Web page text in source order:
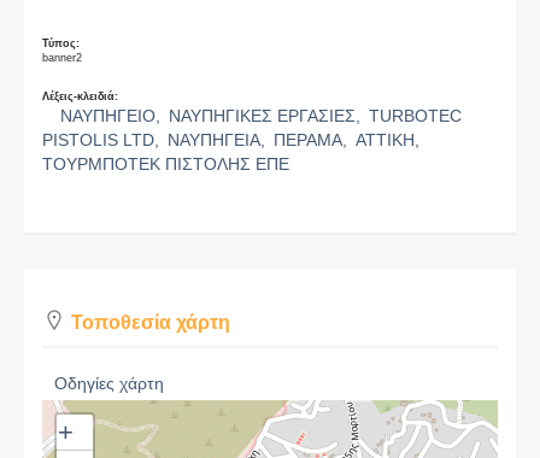
Τύπος:
banner2
Λέξεις-κλειδιά:
ΝΑΥΠΗΓΕΙΟ, ΝΑΥΠΗΓΙΚΕΣ ΕΡΓΑΣΙΕΣ, TURBOTEC
PISTOLIS LTD, ΝΑΥΠΗΓΕΙΑ, ΠΕΡΑΜΑ, ΑΤΤΙΚΗ,
ΤΟΥΡΜΠΟΤΕΚ ΠΙΣΤΟΛΗΣ ΕΠΕ
Τοποθεσία χάρτη
Οδηγίες χάρτη
+